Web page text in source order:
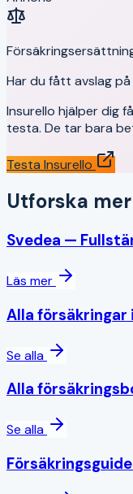
Har du fått avslag
Insurello hjälper dig
testa. De tar bara
Testa Insurello
Utforska mer
Svedea —
Läs mer
Alla försäkringar i
Se alla
Alla
Se alla